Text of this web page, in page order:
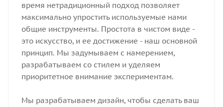
время нетрадиционный подход позволяет
максимально упростить используемые нами
общие инструменты. Простота в чистом виде -
это искусство, и ее достижение - наш основной
принцип. Мы задумываем с намерением,
разрабатываем со стилем и уделяем
приоритетное внимание экспериментам.
Мы разрабатываем дизайн, чтобы сделать ваш